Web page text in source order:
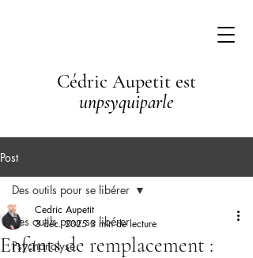
Cédric Aupetit est
unpsyquiparle
Post
Des outils pour se libérer
Psychanalyse
Des outils pour se libérer
Enfants de remplacement :
Cedric Aupetit
3 déc. 2025 3 min de lecture